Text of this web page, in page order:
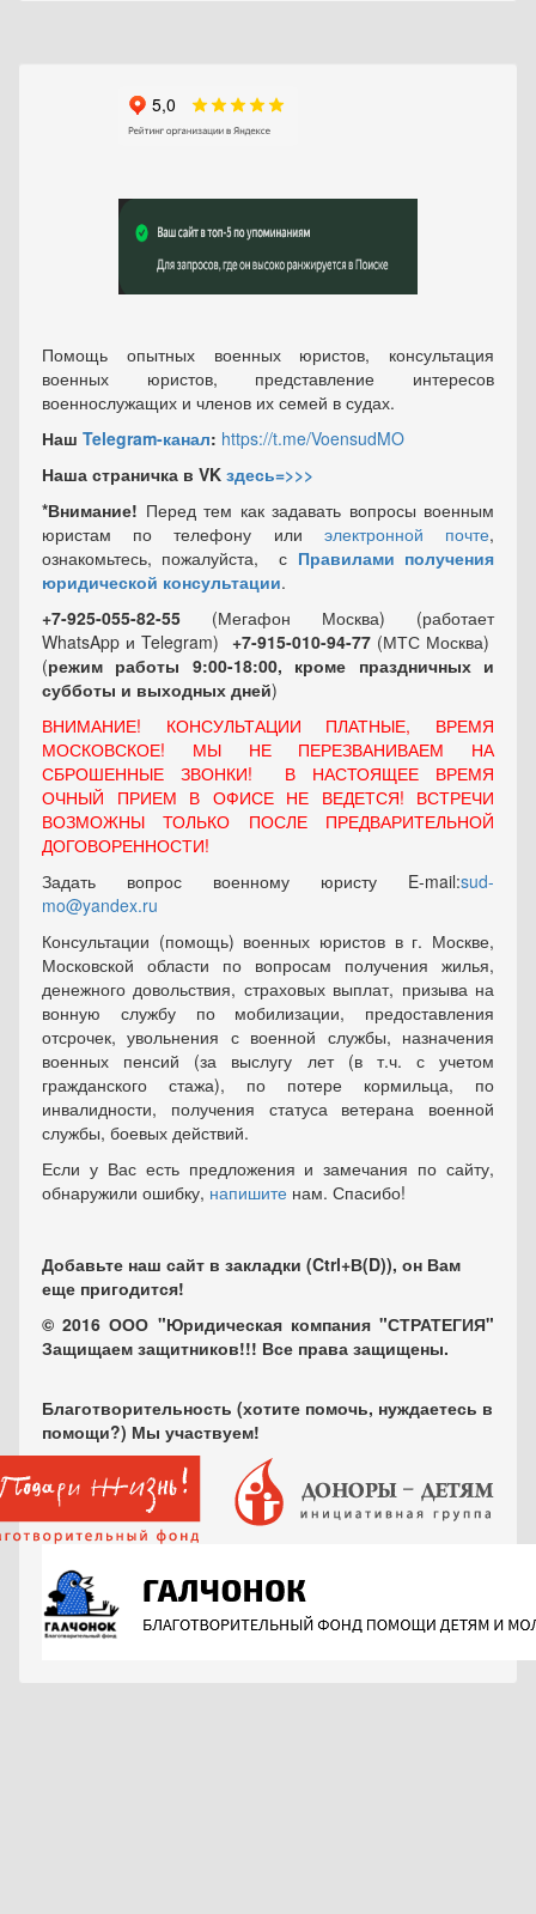
Помощь опытных военных юристов, консультация
военных юристов, представление интересов
военнослужащих и членов их семей в судах.
Наш Telegram-канал: https://t.me/VoensudMO
Наша страничка в VK здесь=>>>
*Внимание! Перед тем как задавать вопросы военным
юристам по телефону или электронной почте,
ознакомьтесь, пожалуйста, с Правилами получения
юридической консультации.
+7-925-055-82-55 (Мегафон Москва) (работает
WhatsApp и Telegram) +7-915-010-94-77 (МТС Москва)
(режим работы 9:00-18:00, кроме праздничных и
субботы и выходных дней)
ВНИМАНИЕ! КОНСУЛЬТАЦИИ ПЛАТНЫЕ, ВРЕМЯ
МОСКОВСКОЕ! МЫ НЕ ПЕРЕЗВАНИВАЕМ НА
СБРОШЕННЫЕ ЗВОНКИ! В НАСТОЯЩЕЕ ВРЕМЯ
ОЧНЫЙ ПРИЕМ В ОФИСЕ НЕ ВЕДЕТСЯ! ВСТРЕЧИ
ВОЗМОЖНЫ ТОЛЬКО ПОСЛЕ ПРЕДВАРИТЕЛЬНОЙ
ДОГОВОРЕННОСТИ!
Задать вопрос военному юристу E-mail:sud-
mo@yandex.ru
Консультации (помощь) военных юристов в г. Москве,
Московской области по вопросам получения жилья,
денежного довольствия, страховых выплат, призыва на
вонную службу по мобилизации, предоставления
отсрочек, увольнения с военной службы, назначения
военных пенсий (за выслугу лет (в т.ч. с учетом
гражданского стажа), по потере кормильца, по
инвалидности, получения статуса ветерана военной
службы, боевых действий.
Если у Вас есть предложения и замечания по сайту,
обнаружили ошибку, напишите нам. Спасибо!
Добавьте наш сайт в закладки (Ctrl+В(D)), он Вам
еще пригодится!
© 2016 ООО "Юридическая компания "СТРАТЕГИЯ"
Защищаем защитников!!! Все права защищены.
Благотворительность (хотите помочь, нуждаетесь в
помощи?) Мы участвуем!